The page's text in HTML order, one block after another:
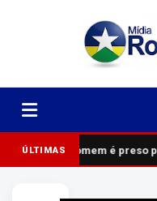
ÚLTIMAS Homem é preso